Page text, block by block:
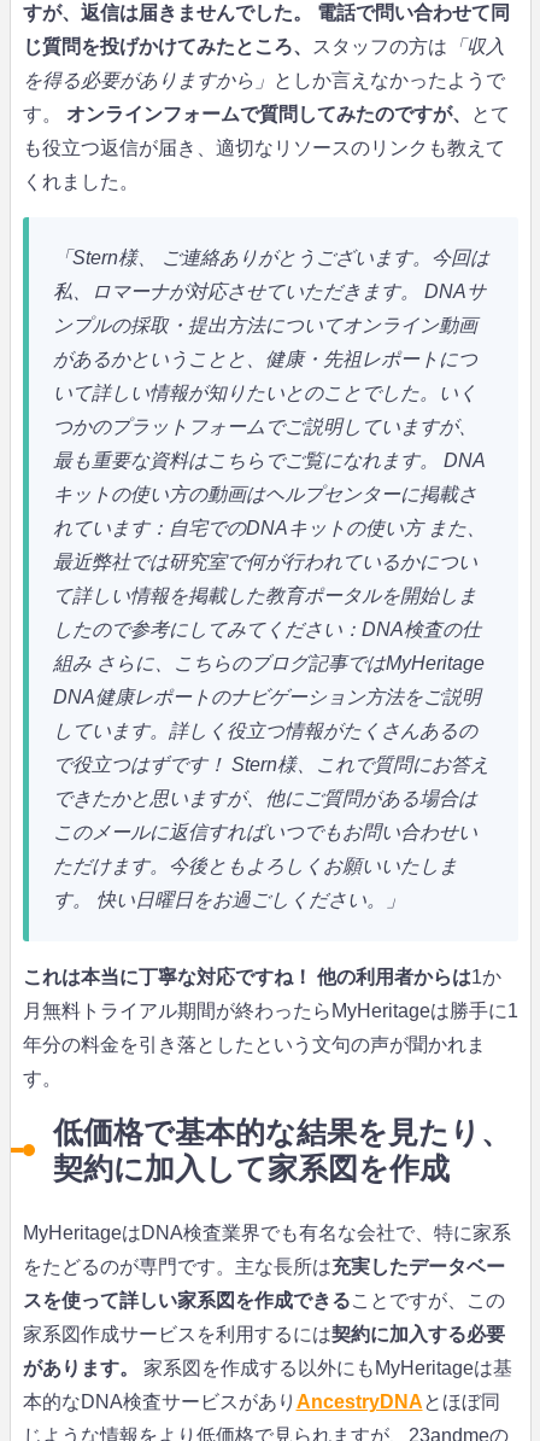
すが、返信は届きませんでした。
電話で問い合わせて同
じ質問を投げかけてみたところ、
スタッフの方は 「収入
を得る必要がありますから」 としか言えなかったようで
す。 オンラインフォームで質問してみたのですが、
とて
も役立つ返信が届き、適切なリソースのリンクも教えて
くれました。
「Stern様、
ご連絡ありがとうございます。今回は
私、ロマーナが対応させていただきます。
DNAサ
ンプルの採取・提出方法についてオンライン動画
があるかということと、健康・先祖レポートにつ
いて詳しい情報が知りたいとのことでした。いく
つかのプラットフォームでご説明していますが、
最も重要な資料はこちらでご覧になれます。
DNA
キットの使い方の動画はヘルプセンターに掲載さ
れています：自宅でのDNAキットの使い方 また、
最近弊社では研究室で何が行われているかについ
て詳しい情報を掲載した教育ポータルを開始しま
したので参考にしてみてください：DNA検査の仕
組み さらに、こちらのブログ記事ではMyHeritage
DNA健康レポートのナビゲーション方法をご説明
しています。詳しく役立つ情報がたくさんあるの
で役立つはずです！ Stern様、これで質問にお答え
できたかと思いますが、他にご質問がある場合は
このメールに返信すればいつでもお問い合わせい
ただけます。今後ともよろしくお願いいたしま
す。
快い日曜日をお過ごしください。」
これは本当に丁寧な対応ですね！ 他の利用者からは1か
月無料トライアル期間が終わったらMyHeritageは勝手に1
年分の料金を引き落としたという文句の声が聞かれま
す。
低価格で基本的な結果を見たり、
契約に加入して家系図を作成
MyHeritageはDNA検査業界でも有名な会社で、特に家系
をたどるのが専門です。主な長所は充実したデータベー
スを使って詳しい家系図を作成できることですが、この
家系図作成サービスを利用するには契約に加入する必要
があります。
家系図を作成する以外にもMyHeritageは基
本的なDNA検査サービスがあり AncestryDNAとほぼ同
じような情報をより低価格で見られますが、23andmeの